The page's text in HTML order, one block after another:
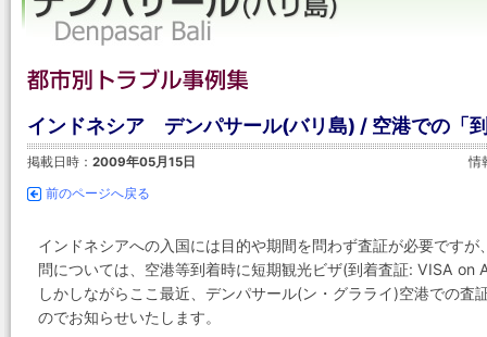
インドネシア デンパサール(バリ島) / 空港での「
掲載日時： 2009年05月15日 情
前のページへ戻る
インドネシアへの入国には目的や期間を問わず査証が必要です
問については、空港等到着時に短期観光ビザ(到着査証: VISA on
しかしながらここ最近、デンパサール(ン・グラライ)空港での
のでお知らせいたします。